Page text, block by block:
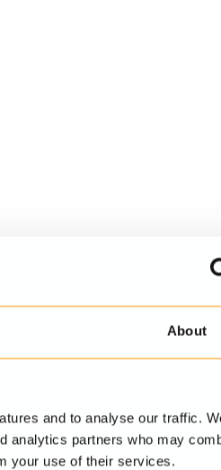
About
and to analyse our traffic.
analytics partners who may
your use of their services.